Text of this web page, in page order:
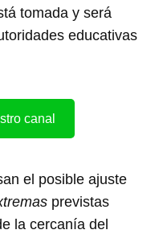
tomada y será
educativas
canal
el posible ajuste
previstas
la cercanía del